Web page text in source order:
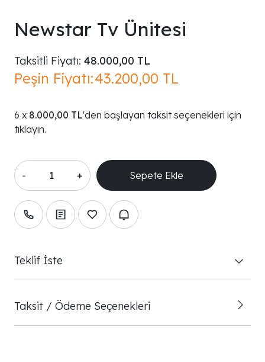
Newstar Tv Ünitesi
Taksitli Fiyatı: 48.000,00 TL
Peşin Fiyatı:43.200,00 TL
8.000,00 TL'den başlayan taksit seçenekleri için
tıklayın.
- +
Teklif İste
Taksit / Ödeme Seçenekleri